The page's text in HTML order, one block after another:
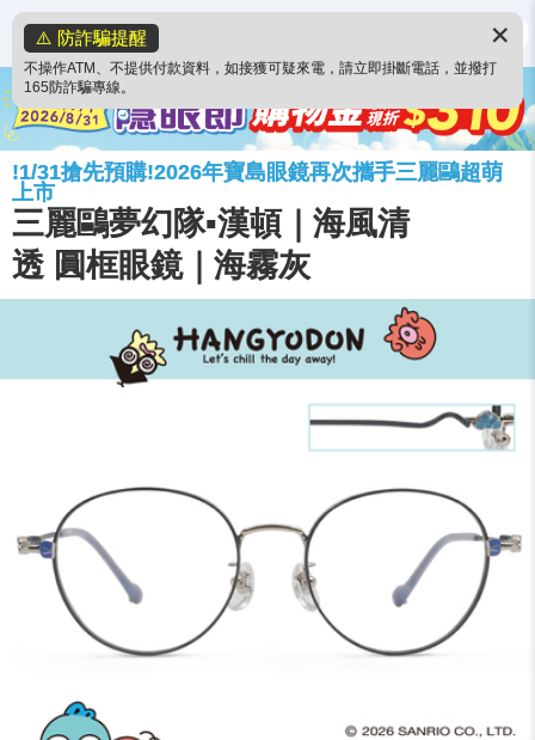
⚠️ 防詐騙提醒
不操作ATM、不提供付款資料，如接獲可疑來電，請立即掛斷電話，並撥打
165防詐騙專線。
✕
!1/31搶先預購!2026年寶島眼鏡再次攜手三麗鷗超萌
上市
三麗鷗夢幻隊▪︎漢頓｜海風清
透 圓框眼鏡｜海霧灰